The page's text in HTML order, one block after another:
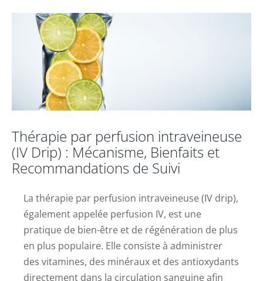
Thérapie par perfusion intraveineuse
(IV Drip) : Mécanisme, Bienfaits et
Recommandations de Suivi
La thérapie par perfusion intraveineuse (IV drip),
également appelée perfusion IV, est une
pratique de bien-être et de régénération de plus
en plus populaire. Elle consiste à administrer
des vitamines, des minéraux et des antioxydants
directement dans la circulation sanguine afin